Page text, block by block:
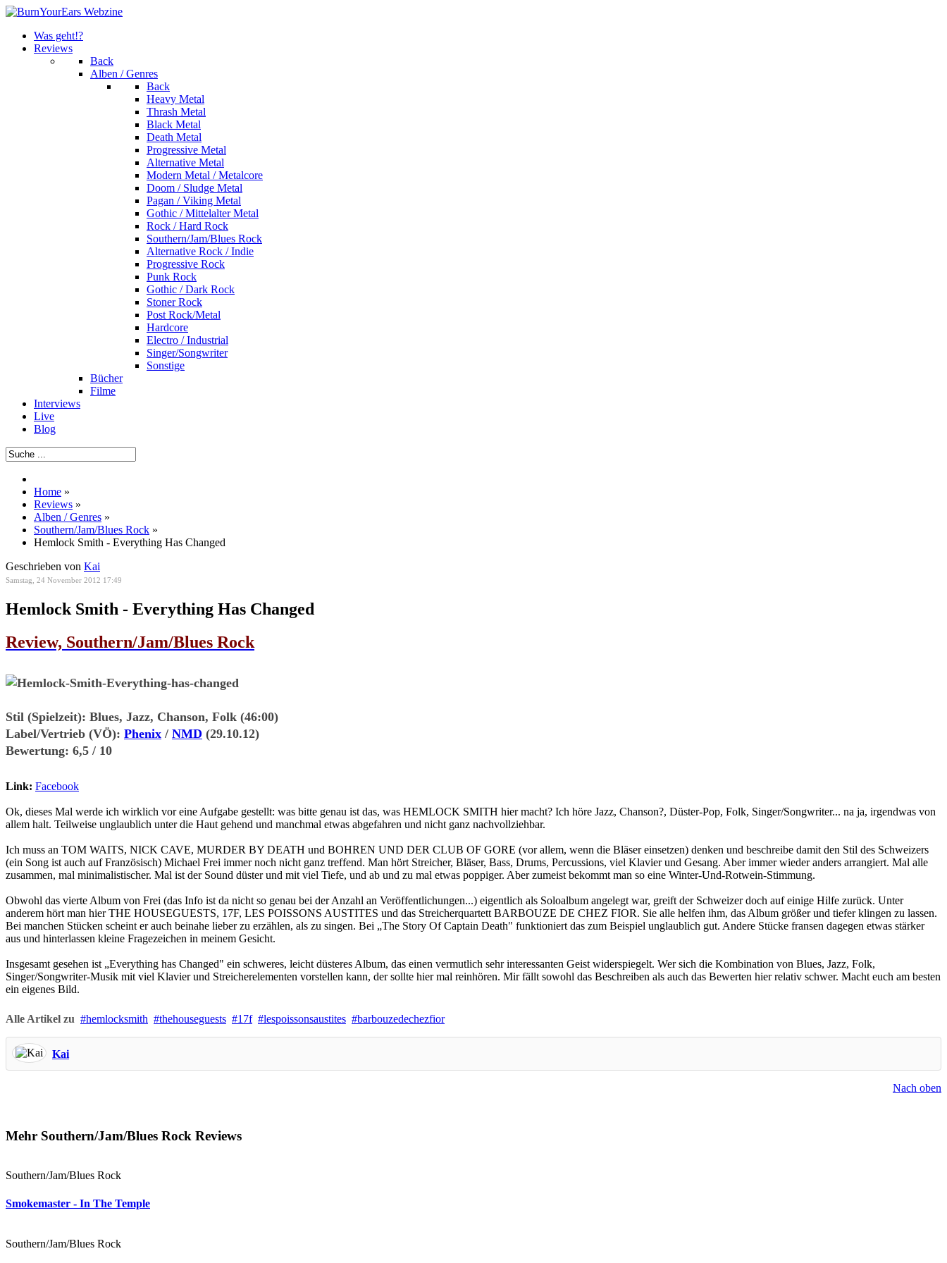
Was geht!?
Reviews
Back
Alben / Genres
Back
Heavy Metal
Thrash Metal
Black Metal
Death Metal
Progressive Metal
Alternative Metal
Modern Metal / Metalcore
Doom / Sludge Metal
Pagan / Viking Metal
Gothic / Mittelalter Metal
Rock / Hard Rock
Southern/Jam/Blues Rock
Alternative Rock / Indie
Progressive Rock
Punk Rock
Gothic / Dark Rock
Stoner Rock
Post Rock/Metal
Hardcore
Electro / Industrial
Singer/Songwriter
Sonstige
Bücher
Filme
Interviews
Live
Blog
Home »
Reviews »
Alben / Genres »
Southern/Jam/Blues Rock »
Hemlock Smith - Everything Has Changed
Geschrieben von Kai
Samstag, 24 November 2012 17:49
Hemlock Smith - Everything Has Changed
Review, Southern/Jam/Blues Rock
Stil (Spielzeit): Blues, Jazz, Chanson, Folk (46:00)
Label/Vertrieb (VÖ): Phenix / NMD (29.10.12)
Bewertung: 6,5 / 10
Link: Facebook
Ok, dieses Mal werde ich wirklich vor eine Aufgabe gestellt: was bitte genau ist das, was HEMLOCK SMITH hier macht? Ich höre Jazz, Chanson?, Düster-Pop, Folk, Singer/Songwriter... na ja, irgendwas von
allem halt. Teilweise unglaublich unter die Haut gehend und manchmal etwas abgefahren und nicht ganz nachvollziehbar.
Ich muss an TOM WAITS, NICK CAVE, MURDER BY DEATH und BOHREN UND DER CLUB OF GORE (vor allem, wenn die Bläser einsetzen) denken und beschreibe damit den Stil des Schweizers
(ein Song ist auch auf Französisch) Michael Frei immer noch nicht ganz treffend. Man hört Streicher, Bläser, Bass, Drums, Percussions, viel Klavier und Gesang. Aber immer wieder anders arrangiert. Mal alle
zusammen, mal minimalistischer. Mal ist der Sound düster und mit viel Tiefe, und ab und zu mal etwas poppiger. Aber zumeist bekommt man so eine Winter-Und-Rotwein-Stimmung.
Obwohl das vierte Album von Frei (das Info ist da nicht so genau bei der Anzahl an Veröffentlichungen...) eigentlich als Soloalbum angelegt war, greift der Schweizer doch auf einige Hilfe zurück. Unter
anderem hört man hier THE HOUSEGUESTS, 17F, LES POISSONS AUSTITES und das Streicherquartett BARBOUZE DE CHEZ FIOR. Sie alle helfen ihm, das Album größer und tiefer klingen zu lassen.
Bei manchen Stücken scheint er auch beinahe lieber zu erzählen, als zu singen. Bei „The Story Of Captain Death" funktioniert das zum Beispiel unglaublich gut. Andere Stücke fransen dagegen etwas stärker
aus und hinterlassen kleine Fragezeichen in meinem Gesicht.
Insgesamt gesehen ist „Everything has Changed" ein schweres, leicht düsteres Album, das einen vermutlich sehr interessanten Geist widerspiegelt. Wer sich die Kombination von Blues, Jazz, Folk,
Singer/Songwriter-Musik mit viel Klavier und Streicherelementen vorstellen kann, der sollte hier mal reinhören. Mir fällt sowohl das Beschreiben als auch das Bewerten hier relativ schwer. Macht euch am besten
ein eigenes Bild.
Alle Artikel zu hemlocksmith thehouseguests 17f lespoissonsaustites barbouzedechezfior
Kai
Nach oben
Mehr Southern/Jam/Blues Rock Reviews
Southern/Jam/Blues Rock
Smokemaster - In The Temple
Southern/Jam/Blues Rock